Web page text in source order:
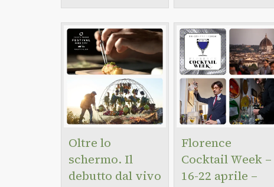
Oltre lo
schermo. Il
debutto dal vivo
Florence
Cocktail Week –
16-22 aprile –